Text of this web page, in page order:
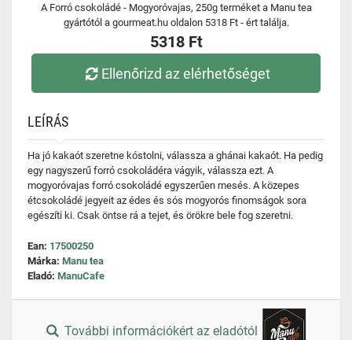
A Forró csokoládé - Mogyoróvajas, 250g terméket a Manu tea
gyártótól a gourmeat.hu oldalon 5318 Ft - ért találja.
5318 Ft
Ellenőrizd az elérhetőséget
LEÍRÁS
Ha jó kakaót szeretne kóstolni, válassza a ghánai kakaót. Ha pedig
egy nagyszerű forró csokoládéra vágyik, válassza ezt. A
mogyoróvajas forró csokoládé egyszerűen mesés. A közepes
étcsokoládé jegyeit az édes és sós mogyorós finomságok sora
egészíti ki. Csak öntse rá a tejet, és örökre bele fog szeretni.
Ean: 17500250
Márka: Manu tea
Eladó: ManuCafe
További információkért az eladótól